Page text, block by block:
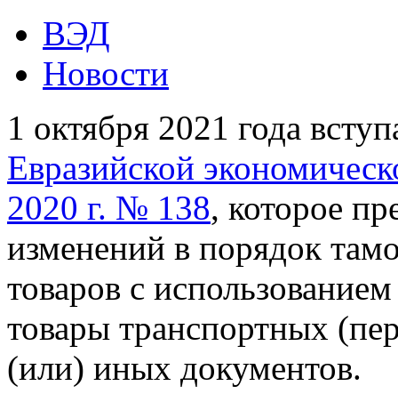
ВЭД
Новости
1 октября 2021 года
Евразийской
2020 г. № 138, которое
изменений в порядок
товаров с
товары транспортных
(или) иных документов.